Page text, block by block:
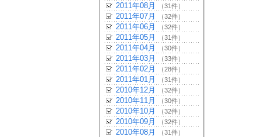
2011年08月 （31件）
2011年07月 （32件）
2011年06月 （32件）
2011年05月 （31件）
2011年04月 （30件）
2011年03月 （33件）
2011年02月 （28件）
2011年01月 （31件）
2010年12月 （32件）
2010年11月 （30件）
2010年10月 （32件）
2010年09月 （32件）
2010年08月 （31件）